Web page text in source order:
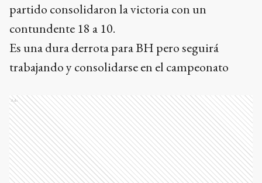
partido consolidaron la victoria con un
contundente 18 a 10.
Es una dura derrota para BH pero seguirá
trabajando y consolidarse en el campeonato
Ads